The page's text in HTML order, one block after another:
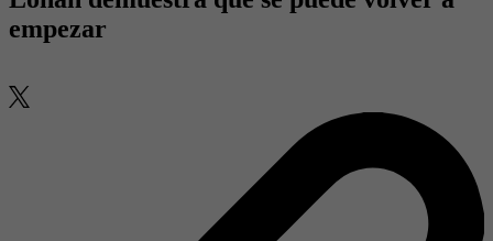
empezar